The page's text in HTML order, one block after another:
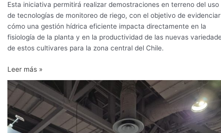
Esta iniciativa permitirá realizar demostraciones en terreno del uso
de tecnologías de monitoreo de riego, con el objetivo de evidenciar
cómo una gestión hídrica eficiente impacta directamente en la
fisiología de la planta y en la productividad de las nuevas
de estos cultivares para la zona central del Chile.
Leer más »
Water
Partners
recibe
Outstanding
Partnership